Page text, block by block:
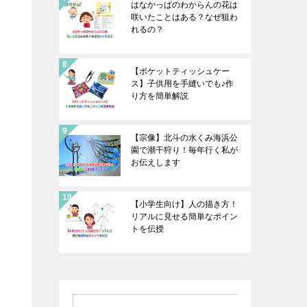
はなかっぱのわからんの花は
咲いたことはある？なぜ狙わ
れるの？
【ポケットティッシュケー
ス】子供用を手縫いでも♪作
り方を簡単解説
【宗像】北斗の水くみ海浜公
園で潮干狩り！毎年行く私が
お伝えします
【小学生向け】人の描き方！
リアルに見せる簡単なポイン
トを伝授